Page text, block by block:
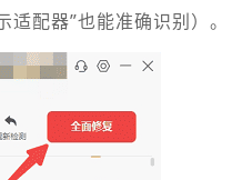
配器”也能准确识别）。